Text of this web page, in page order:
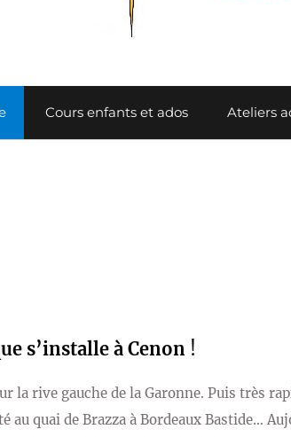
Cours enfants et ados Ateliers
s’installe à Cenon !
la rive gauche de la Garonne. Puis très
au quai de Brazza à Bordeaux Bastide…